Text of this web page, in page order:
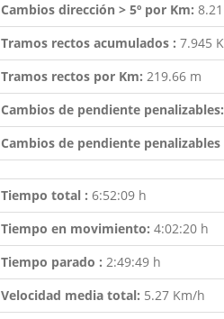
Cambios dirección > 5º por Km: 8.21
Tramos rectos acumulados : 7.945
Tramos rectos por Km: 219.66 m
Cambios de pendiente penalizables:
Cambios de pendiente
Tiempo total : 6:52:09 h
Tiempo en movimiento: 4:02:20 h
Tiempo parado : 2:49:49 h
Velocidad media total: 5.27 Km/h